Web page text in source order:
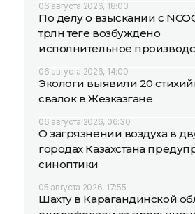
06 августа 2026, 18:03
По делу о взыскании с
трлн теңге возбуждено
исполнительное
06 августа 2026, 14:00
Экологи выявили 20
свалок в Жезказгане
06 августа 2026, 06:30
О загрязнении воздуха в
городах Казахстана
синоптики
05 августа 2026, 17:55
Шахту в Карагандинской